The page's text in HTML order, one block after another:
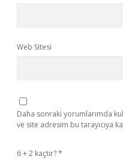
Web Sitesi
Daha sonraki yorumlarımda
ve site adresim bu tarayıcıya
6 + 2 kaçtır?*